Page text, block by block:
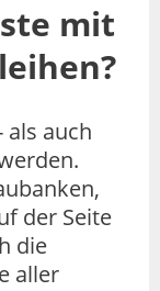
mit
auch
der Seite
die
aller